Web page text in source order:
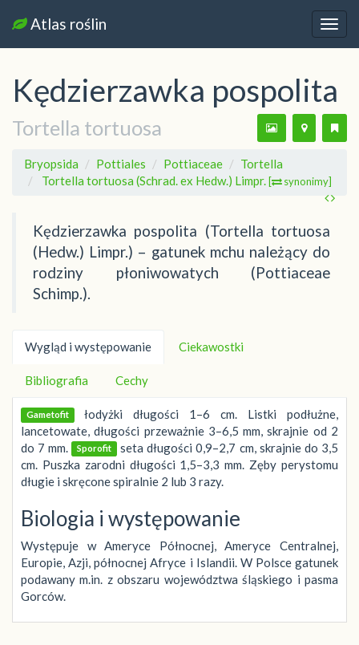
Atlas roślin
Kędzierzawka pospolita
Tortella tortuosa
Bryopsida Pottiales Pottiaceae
Tortella
Tortella tortuosa (Schrad. ex Hedw.) Limpr. [ synonimy]
Kędzierzawka pospolita (Tortella tortuosa
(Hedw.) Limpr.) – gatunek mchu należący do
rodziny płoniwowatych (Pottiaceae
Schimp.).
Wygląd i występowanie Ciekawostki
Bibliografia Cechy
Gametofit łodyżki długości 1–6 cm. Listki podłużne,
lancetowate, długości przeważnie 3–6,5 mm, skrajnie od 2
do 7 mm. Sporofit seta długości 0,9–2,7 cm, skrajnie do 3,5
cm. Puszka zarodni długości 1,5–3,3 mm. Zęby perystomu
długie i skręcone spiralnie 2 lub 3 razy.
Biologia i występowanie
Występuje w Ameryce Północnej, Ameryce Centralnej,
Europie, Azji, północnej Afryce i Islandii. W Polsce gatunek
podawany m.in. z obszaru województwa śląskiego i pasma
Gorców.